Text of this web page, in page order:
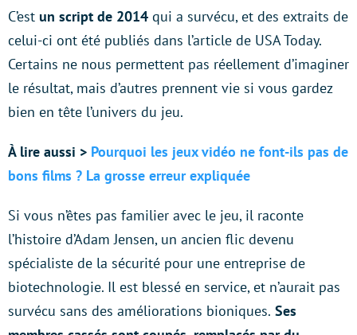
C’est un script de 2014 qui a survécu, et des extraits de
celui-ci ont été publiés dans l’article de USA Today.
Certains ne nous permettent pas réellement d’imaginer
le résultat, mais d’autres prennent vie si vous gardez
bien en tête l’univers du jeu.
À lire aussi > Pourquoi les jeux vidéo ne font-ils pas de
bons films ? La grosse erreur expliquée
Si vous n’êtes pas familier avec le jeu, il raconte
l’histoire d’Adam Jensen, un ancien flic devenu
spécialiste de la sécurité pour une entreprise de
biotechnologie. Il est blessé en service, et n’aurait pas
survécu sans des améliorations bioniques. Ses